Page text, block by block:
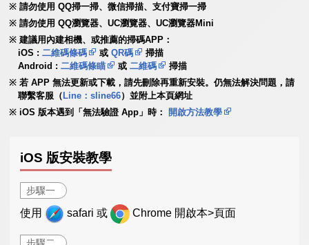
請勿使用 QQ掃一掃、微信掃描、支付寶掃一掃
請勿使用 QQ瀏覽器、UC瀏覽器、UC瀏覽器Mini
建議用內建相機、或推薦的掃碼APP：
iOS :二維碼條碼 或QR碼
掃描
Android :二維碼條瞄 或二維碼
掃描
若 APP 無法更新或下載，請先刪除再重新安裝。仍無法解決問題，請
聯繫客服（ Line：sline66）並附上本頁網址
iOS 版本遇到「無法驗證 App」時：
開啟方法教學
iOS 版安裝教學
步驟一
使用 safari 或 Chrome 開啟本>頁面